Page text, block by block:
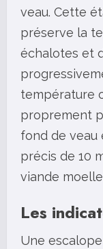
veau. Cette
préserve la
échalotes et
température
proprement
fond de veau
précis de 10
viande
Les
Une